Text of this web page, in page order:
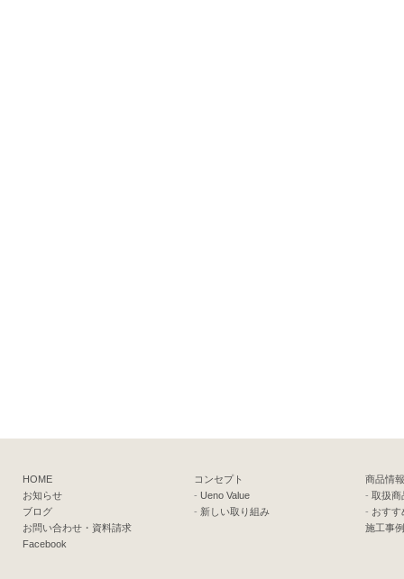
HOME
お知らせ
ブログ
お問い合わせ・資料請求
Facebook
コンセプト
- Ueno Value
- 新しい取り組み
商品情報
- 取扱商
- おすす
施工事例